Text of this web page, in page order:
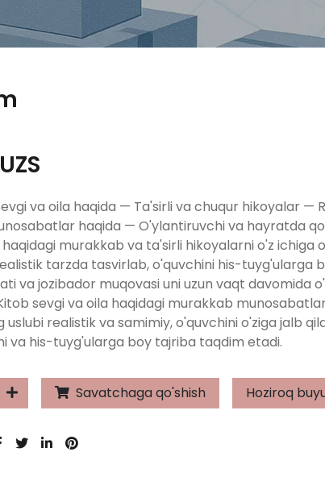
va oila haqida — Ta'sirli va chuqur hikoyalar —
haqida — O'ylantiruvchi va hayratda
murakkab va ta'sirli hikoyalarni o'z ichiga
tarzda tasvirlab, o'quvchini his-tuyg'ularga
va jozibador muqovasi uni uzun vaqt davomida
sevgi va oila haqidagi murakkab
uslubi realistik va samimiy, o'quvchini o'ziga jalb
va his-tuyg'ularga boy tajriba taqdim etadi.
Savatchaga qo'shish Hoziroq